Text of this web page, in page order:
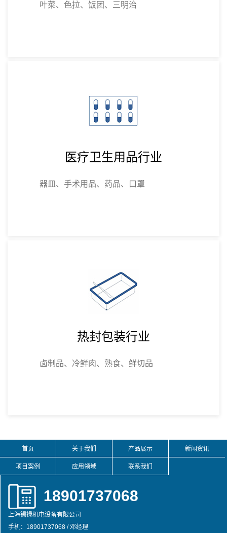
叶菜、色拉、饭团、三明治
医疗卫生用品行业
器皿、手术用品、药品、口罩
热封包装行业
卤制品、冷鲜肉、熟食、鲜切品
首页 关于我们 产品展示 新闻资讯
项目案例 应用领域 联系我们
18901737068
上海锡䘵机电设备有限公司
手机：18901737068 / 邓经理